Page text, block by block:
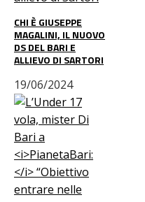
CHI È GIUSEPPE
MAGALINI, IL NUOVO
DS DEL BARI E
ALLIEVO DI SARTORI
19/06/2024